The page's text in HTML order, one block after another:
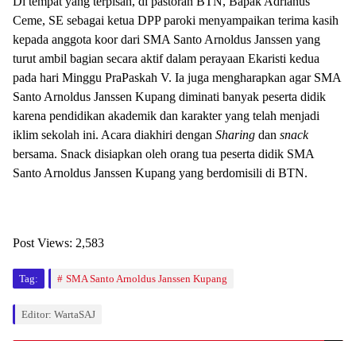
Ceme, SE sebagai ketua DPP paroki menyampaikan terima kasih
kepada anggota koor dari SMA Santo Arnoldus Janssen yang
turut ambil bagian secara aktif dalam perayaan Ekaristi kedua
pada hari Minggu PraPaskah V. Ia juga mengharapkan agar SMA
Santo Arnoldus Janssen Kupang diminati banyak peserta didik
karena pendidikan akademik dan karakter yang telah menjadi
iklim sekolah ini. Acara diakhiri dengan Sharing dan snack
bersama. Snack disiapkan oleh orang tua peserta didik SMA
Santo Arnoldus Janssen Kupang yang berdomisili di BTN.
Post Views: 2,583
Tag: SMA Santo Arnoldus Janssen Kupang
Editor: WartaSAJ